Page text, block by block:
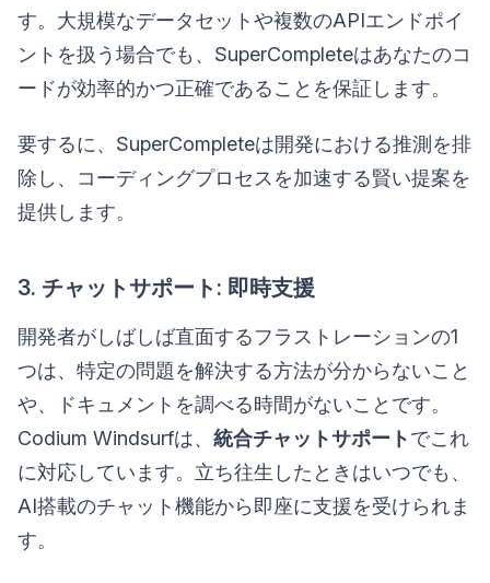
す。大規模なデータセットや複数のAPIエンドポイ
ントを扱う場合でも、SuperCompleteはあなたのコ
ードが効率的かつ正確であることを保証します。
要するに、SuperCompleteは開発における推測を排
除し、コーディングプロセスを加速する賢い提案を
提供します。
3. チャットサポート: 即時支援
開発者がしばしば直面するフラストレーションの1
つは、特定の問題を解決する方法が分からないこと
や、ドキュメントを調べる時間がないことです。
Codium Windsurfは、 統合チャットサポートでこれ
に対応しています。立ち往生したときはいつでも、
AI搭載のチャット機能から即座に支援を受けられま
す。